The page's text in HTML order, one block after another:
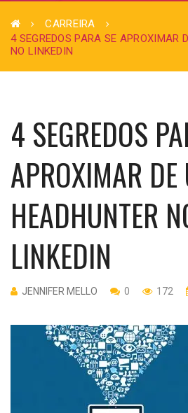
CARREIRA
4 SEGREDOS PARA SE APROXIMAR
NO LINKEDIN
4 SEGREDOS
APROXIMAR DE
HEADHUNTER
LINKEDIN
JENNIFER MELLO 0 172